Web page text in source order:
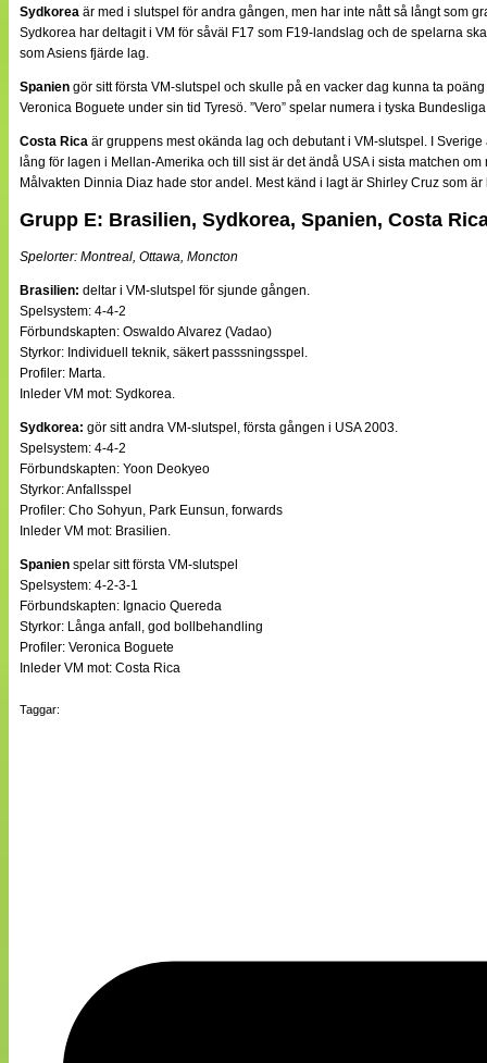
Sydkorea är med i slutspel för andra gången, men har inte nått så långt som
Sydkorea har deltagit i VM för såväl F17 som F19-landslag och de spelarna
som Asiens fjärde lag.
Spanien gör sitt första VM-slutspel och skulle på en vacker dag kunna ta
Veronica Boguete under sin tid Tyresö. ”Vero” spelar numera i tyska
Costa Rica är gruppens mest okända lag och debutant i VM-slutspel. I
lång för lagen i Mellan-Amerika och till sist är det ändå USA i sista matchen
Målvakten Dinnia Diaz hade stor andel. Mest känd i lagt är Shirley Cruz som är
Grupp E: Brasilien, Sydkorea, Spanien, Costa
Spelorter: Montreal, Ottawa, Moncton
Brasilien: deltar i VM-slutspel för sjunde gången.
Spelsystem: 4-4-2
Förbundskapten: Oswaldo Alvarez (Vadao)
Styrkor: Individuell teknik, säkert passsningsspel.
Profiler: Marta.
Inleder VM mot: Sydkorea.
Sydkorea: gör sitt andra VM-slutspel, första gången i USA 2003.
Spelsystem: 4-4-2
Förbundskapten: Yoon Deokyeo
Styrkor: Anfallsspel
Profiler: Cho Sohyun, Park Eunsun, forwards
Inleder VM mot: Brasilien.
Spanien spelar sitt första VM-slutspel
Spelsystem: 4-2-3-1
Förbundskapten: Ignacio Quereda
Styrkor: Långa anfall, god bollbehandling
Profiler: Veronica Boguete
Inleder VM mot: Costa Rica
Taggar: